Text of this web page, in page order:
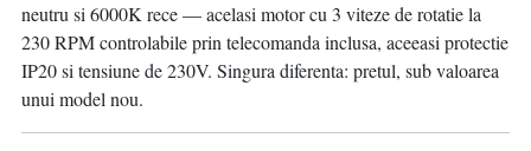
neutru si 6000K rece — acelasi motor cu 3 viteze de rotatie la
230 RPM controlabile prin telecomanda inclusa, aceeasi protectie
IP20 si tensiune de 230V. Singura diferenta: pretul, sub valoarea
unui model nou.